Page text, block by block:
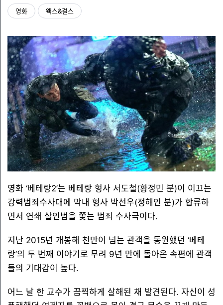
영화 왝스&걸스
영화 ‘베테랑2’는 베테랑 형사 서도철(황정민 분)이 이끄는
강력범죄수사대에 막내 형사 박선우(정해인 분)가 합류하
면서 연쇄 살인범을 쫓는 범죄 수사극이다.
지난 2015년 개봉해 천만이 넘는 관객을 동원했던 ‘베테
랑’의 두 번째 이야기로 무려 9년 만에 돌아온 속편에 관객
들의 기대감이 높다.
어느 날 한 교수가 끔찍하게 살해된 채 발견된다. 자신이 성